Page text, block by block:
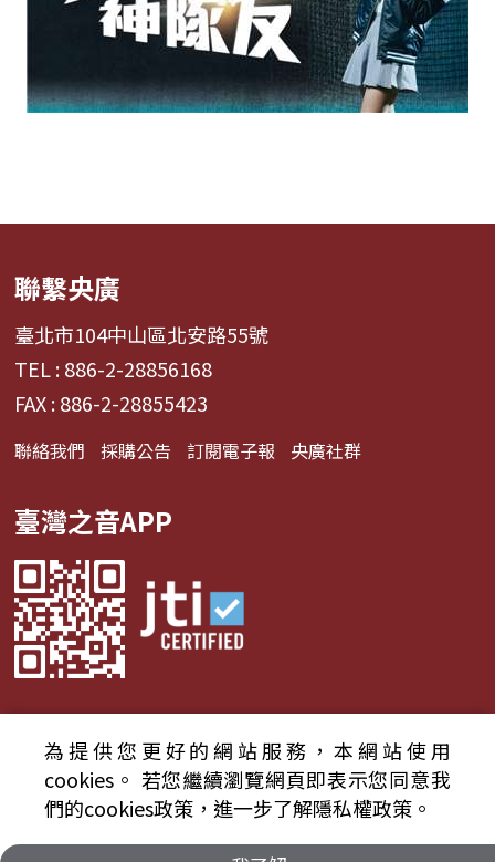
聯繫央廣
臺北市104中山區北安路55號
TEL : 886-2-28856168
FAX : 886-2-28855423
聯絡我們 採購公告 訂閱電子報 央廣社群
臺灣之音APP
© 2024財團法人中央廣播電臺 版權所有
資通安全政策聲明
服務條款 隱私權條款
為提供您更好的網站服務，本網站使用
cookies。 若您繼續瀏覽網頁即表示您同意我
們的cookies政策，進一步了解隱私權政策。